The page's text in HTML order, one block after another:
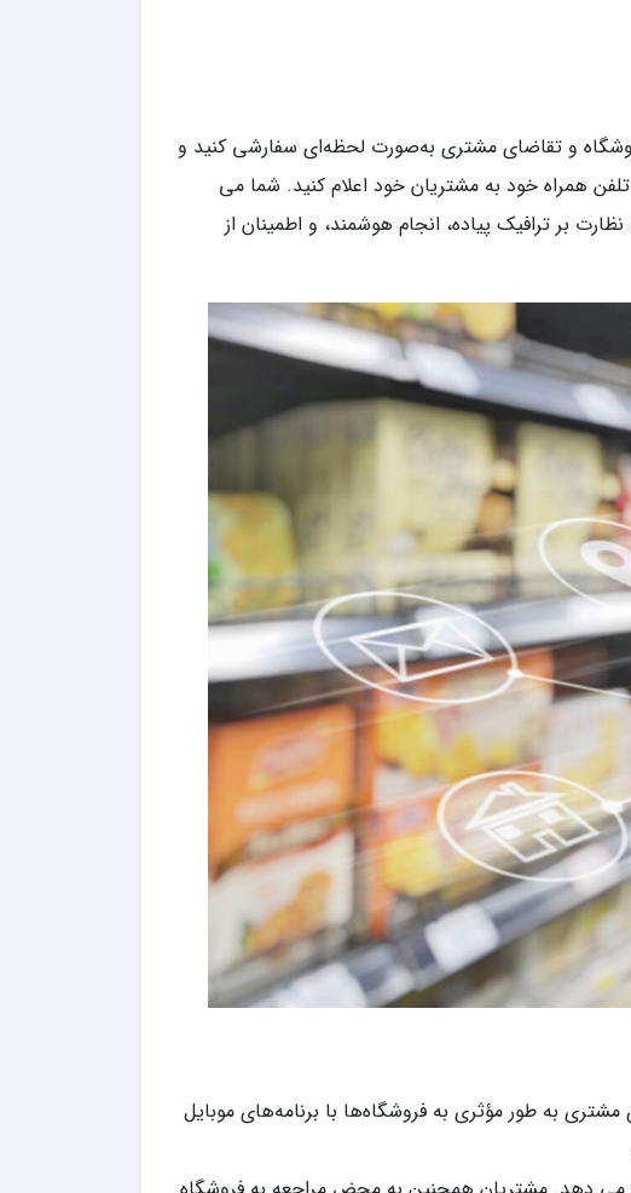
و تقاضای مشتری به‌صورت لحظه‌ای سفارشی کنید و
همراه خود به مشتریان خود اعلام کنید. شما می
بر ترافیک پیاده، انجام هوشمند، و اطمینان از
به طور مؤثری به فروشگاه‌ها با برنامه‌های موبایل